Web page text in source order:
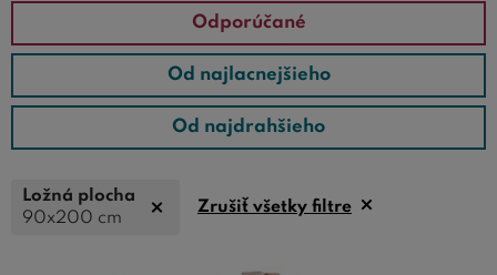
Odporúčané
Od najlacnejšieho
Od najdrahšieho
Ložná plocha
90x200 cm
Zrušiť všetky filtre